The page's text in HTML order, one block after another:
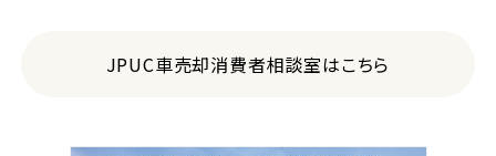
JPUC車売却消費者相談室はこちら